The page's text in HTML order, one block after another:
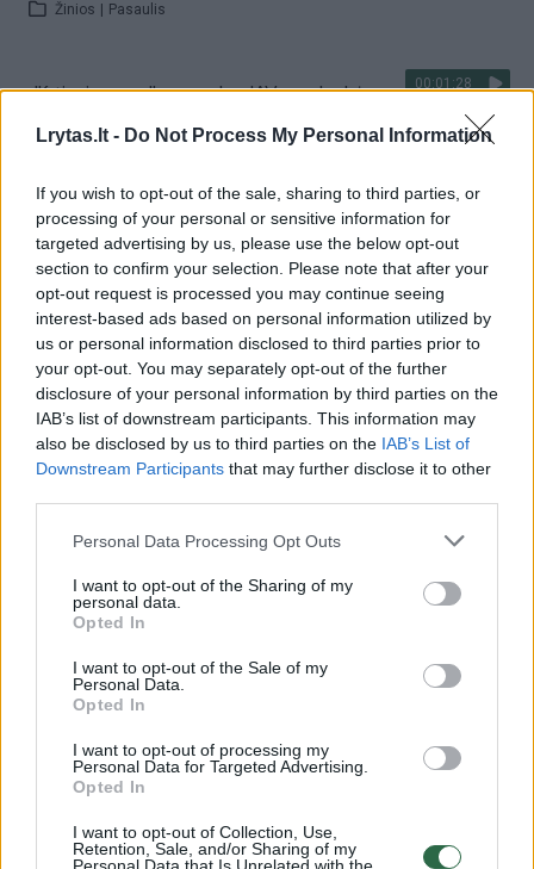
Lrytas.lt - Do Not Process My Personal Information
If you wish to opt-out of the sale, sharing to third parties, or
processing of your personal or sensitive information for
targeted advertising by us, please use the below opt-out
section to confirm your selection. Please note that after your
opt-out request is processed you may continue seeing
interest-based ads based on personal information utilized by
us or personal information disclosed to third parties prior to
your opt-out. You may separately opt-out of the further
disclosure of your personal information by third parties on the
IAB’s list of downstream participants. This information may
also be disclosed by us to third parties on the IAB’s List of
Downstream Participants that may further disclose it to other
Personal Data Processing Opt Outs
I want to opt-out of the Sharing of my
personal data.
Opted In
I want to opt-out of the Sale of my
Personal Data.
Opted In
I want to opt-out of processing my
Personal Data for Targeted Advertising.
Opted In
I want to opt-out of Collection, Use,
Retention, Sale, and/or Sharing of my
Žinios Pasaulis
00:01:28
JK tiesia pagalbos ranką JAV – sulaukė svarbaus
D. Trumpas sustoti nežada: įvardijo, iki kada tęs karines
operacijas Irane
Žinios | Pasaulis
00:00:41
Irano atsakas Persijos įlankoje: miestuose nugriaudėjo
sprogimai
Žinios Pasaulis
00:00:28
Po karinio smūgio Irane – gedulas: žuvo ajatola Ali
Žinios | Pasaulis
00:01:19
Politologai įspėja: smūgis Irano režimui gali turėti rimtų
pasekmių
Žinios | Pasaulis
NKVC ir URM saugumo rekomendacijos: ragina sekti